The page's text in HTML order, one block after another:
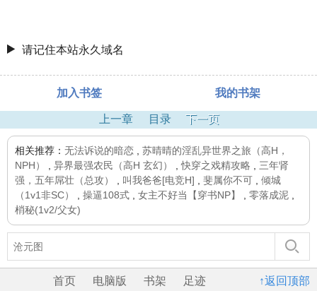
请记住本站永久域名
加入书签 我的书架
上一章 目录 下一页
相关推荐： 无法诉说的暗恋
苏晴晴的淫乱异世界之旅（高H，
NPH）
异界最强农民（高H 玄幻） ,快穿之戏精攻略
三年肾
强，五年屌壮（总攻）
叫我爸爸[电竞H] 斐属你不可
倾城
（1v1非SC）
操逼108式 女主不好当【穿书NP】 零落成泥
梢秘(1v2/父女)
↑返回顶部
首页 电脑版 书架 足迹